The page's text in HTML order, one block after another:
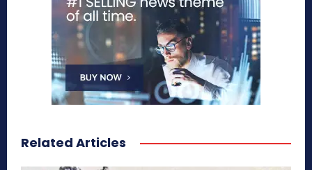
Related Articles